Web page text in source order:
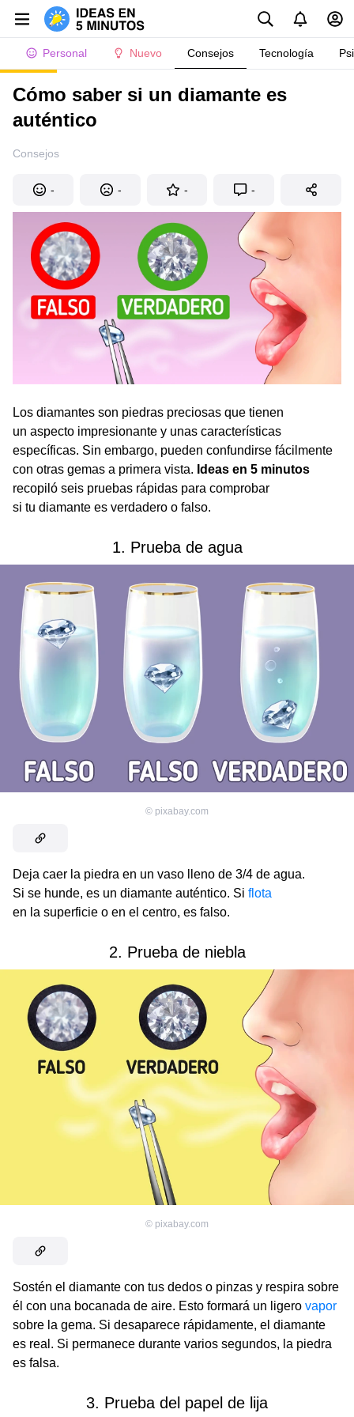
Personal Nuevo Consejos Tecnología
Cómo saber si un diamante es
auténtico
Consejos
- - - -
Los diamantes son piedras preciosas que tienen
un aspecto impresionante y unas características
específicas. Sin embargo, pueden confundirse fácilmente
con otras gemas a primera vista. Ideas en 5 minutos
recopiló seis pruebas rápidas para comprobar
si tu diamante es verdadero o falso.
1. Prueba de agua
© pixabay.com
Deja caer la piedra en un vaso lleno de 3/4 de agua.
Si se hunde, es un diamante auténtico. Si flota
en la superficie o en el centro, es falso.
2. Prueba de niebla
© pixabay.com
Sostén el diamante con tus dedos o pinzas y respira sobre
él con una bocanada de aire. Esto formará un ligero vapor
sobre la gema. Si desaparece rápidamente, el diamante
es real. Si permanece durante varios segundos, la piedra
es falsa.
3. Prueba del papel de lija